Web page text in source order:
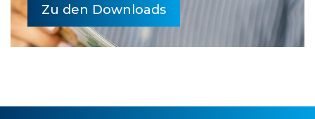
Zu den Downloads